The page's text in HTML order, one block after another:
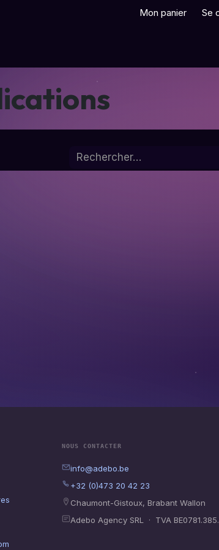
Mon panier Se
NOUS CONTACTER
info@adebo.be
+32 (0)473 20 42 23
Chaumont-Gistoux, Brabant Wallon
Adebo Agency SRL · TVA